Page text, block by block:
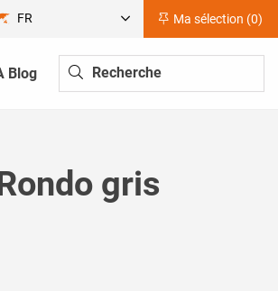
Ma sélection (0)
FR
Blog
gris